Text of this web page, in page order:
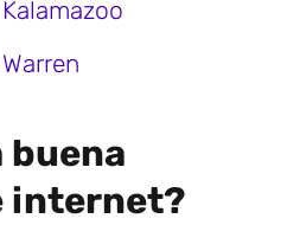
buena
internet?